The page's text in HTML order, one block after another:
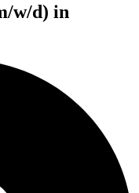
w/d) in